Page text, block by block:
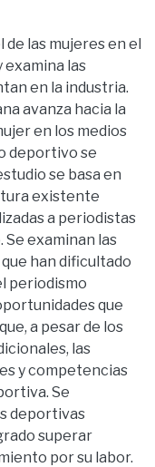
las mujeres en el
las
en la industria.
avanza hacia la
en los medios
deportivo se
se basa en
existente
a periodistas
examinan las
han dificultado
periodismo
que
a pesar de los
las
y competencias
Se
deportivas
superar
por su labor.